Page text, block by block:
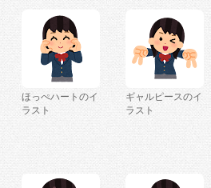
ほっぺハートのイ
ラスト
ギャルピースのイ
ラスト